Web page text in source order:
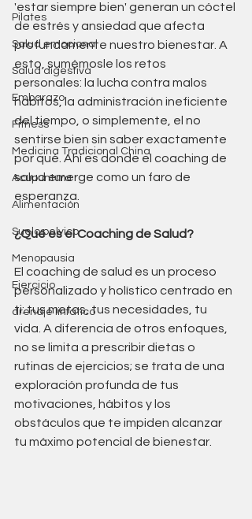
Pilates
Salud emocional
Salud digestiva
Embarazo
Fitness
Medicina Tradicional China
Acupuntura
Alimentación
Suelo pelvico
Menopausia
Ejercicio
drenaje linfatico
'estar siempre bien' generan un cóctel
de estrés y ansiedad que afecta
profundamente nuestro bienestar. A
esto, sumémosle los retos
personales: la lucha contra malos
hábitos, la administración ineficiente
del tiempo, o simplemente, el no
sentirse bien sin saber exactamente
por qué. Ahí es donde el coaching de
salud emerge como un faro de
esperanza.
¿Qué es el Coaching de Salud?
El coaching de salud es un proceso
personalizado y holístico centrado en
ti: tus metas, tus necesidades, tu
vida. A diferencia de otros enfoques,
no se limita a prescribir dietas o
rutinas de ejercicios; se trata de una
exploración profunda de tus
motivaciones, hábitos y los
obstáculos que te impiden alcanzar
tu máximo potencial de bienestar.